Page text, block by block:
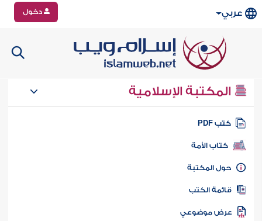
عربي دخول
المكتبة الإسلامية
كتب PDF
كتاب الأمة
المكتبة
الكتب